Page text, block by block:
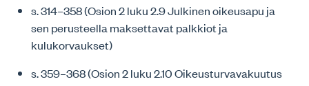
s. 314–358 (Osion 2 luku 2.9 Julkinen oikeusapu ja
sen perusteella maksettavat palkkiot ja
kulukorvaukset)
s. 359–368 (Osion 2 luku 2.10 Oikeusturvavakuutus